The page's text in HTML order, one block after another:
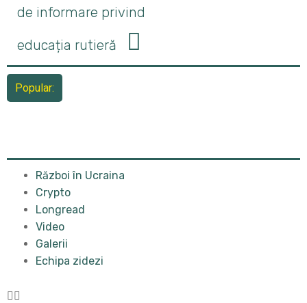
de informare privind
educația rutieră
Popular:
Război în Ucraina
Crypto
Longread
Video
Galerii
Echipa zidezi